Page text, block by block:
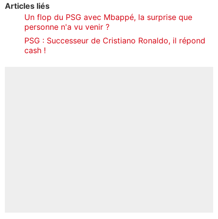
Articles liés
Un flop du PSG avec Mbappé, la surprise que
personne n'a vu venir ?
PSG : Successeur de Cristiano Ronaldo, il répond
cash !